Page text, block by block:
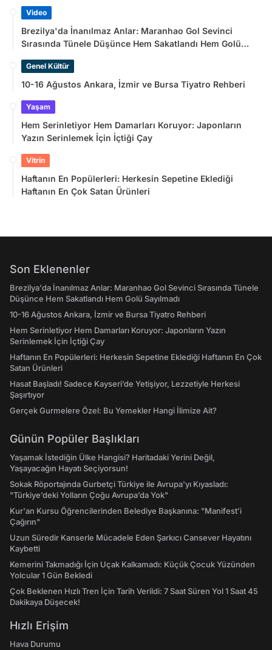
Video
Brezilya'da İnanılmaz Anlar: Maranhao Gol Sevinci
Sırasında Tünele Düşünce Hem Sakatlandı Hem Golü
Genel Kültür
10-16 Ağustos Ankara, İzmir ve Bursa Tiyatro Rehberi
Yaşam
Hem Serinletiyor Hem Damarları Koruyor: Japonların
Yazın Serinlemek İçin İçtiği Çay
Vitrin
Haftanın En Popülerleri: Herkesin Sepetine Eklediği
Haftanın En Çok Satan Ürünleri
Son Eklenenler
Brezilya'da İnanılmaz Anlar: Maranhao Gol Sevinci Sırasında Tünele
Düşünce Hem Sakatlandı Hem Golü Sayılmadı
10-16 Ağustos Ankara, İzmir ve Bursa Tiyatro Rehberi
Hem Serinletiyor Hem Damarları Koruyor: Japonların Yazın
Serinlemek İçin İçtiği Çay
Haftanın En Popülerleri: Herkesin Sepetine Eklediği Haftanın En Çok
Satan Ürünleri
Hasat Başladı! Sadece Kayseri’de Yetişiyor, Lezzetiyle Herkesi
Şaşırtıyor
Gerçek Gurmelere Özel: Bu Yemekler Hangi İlimize Ait?
Günün Popüler Başlıkları
Yaşamak İstediğin Ülke Hangisi? Haritadaki Yerini Değil,
Yaşayacağın Hayatı Seçiyorsun!
Sokak Röportajında Gurbetçi Türkiye ile Avrupa'yı Kıyasladı:
"Türkiye’deki Yolların Çoğu Avrupa’da Yok"
Kur'an Kursu Öğrencilerinden Belediye Başkanına: "Manifest’i
Çağırın"
Uzun Süredir Kanserle Mücadele Eden Şarkıcı Cansever Hayatını
Kaybetti
Kemerini Takmadığı İçin Uçak Kalkamadı: Küçük Çocuk Yüzünden
Yolcular 1 Gün Bekledi
Çok Beklenen Hızlı Tren İçin Tarih Verildi: 7 Saat Süren Yol 1 Saat 45
Dakikaya Düşecek!
Hızlı Erişim
Hava Durumu